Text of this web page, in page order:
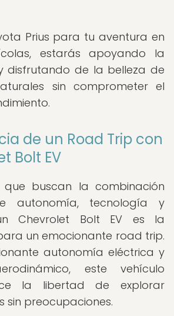
Prius para tu aventura en
estarás apoyando la
disfrutando de la belleza de
sin comprometer el
de un Road Trip con
Bolt EV
que buscan la combinación
autonomía, tecnología y
Chevrolet Bolt EV es la
un emocionante road trip.
autonomía eléctrica y
este vehículo
la libertad de explorar
sin preocupaciones.